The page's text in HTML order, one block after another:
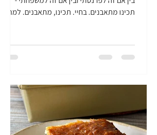
תכינו מתאבנים. בחיי. תכינו, מתאבנים. למה
היא בטפטופים. תמיד נוצר מצב, שמי שמגיעים
ראשונים, מחכים למי שמאחרים. תמיד נוצר
ומחפשים לאן אפשר לדחוף את היד, את
פיינשמקרית, יקית, קונדיטורית, עוד מילים
שמתארות: מישהי שלא סובלת שמתעסקים לה
עם ההגשה, מעוניינת ל